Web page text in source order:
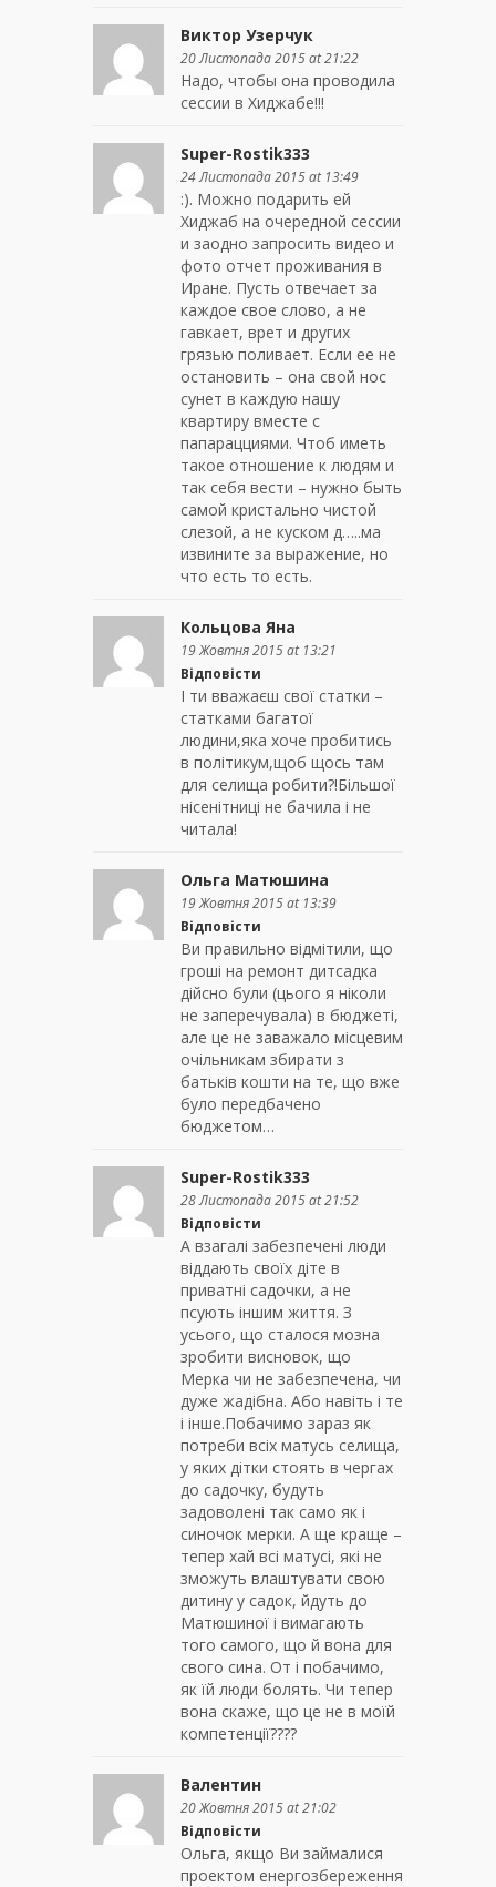
Виктор Узерчук
20 Листопада 2015 at 21:22
Надо, чтобы она проводила
сессии в Хиджабе!!!
Super-Rostik333
24 Листопада 2015 at 13:49
:). Можно подарить ей
Хиджаб на очередной сессии
и заодно запросить видео и
фото отчет проживания в
Иране. Пусть отвечает за
каждое свое слово, а не
гавкает, врет и других
грязью поливает. Если ее не
остановить – она свой нос
сунет в каждую нашу
квартиру вместе с
папарацциями. Чтоб иметь
такое отношение к людям и
так себя вести – нужно быть
самой кристально чистой
слезой, а не куском д…..ма
извините за выражение, но
что есть то есть.
Кольцова Яна
19 Жовтня 2015 at 13:21
Відповісти
І ти вважаєш свої статки –
статками багатої
людини,яка хоче пробитись
в політикум,щоб щось там
для селища робити?!Більшої
нісенітниці не бачила і не
читала!
Ольга Матюшина
19 Жовтня 2015 at 13:39
Відповісти
Ви правильно відмітили, що
гроші на ремонт дитсадка
дійсно були (цього я ніколи
не заперечувала) в бюджеті,
але це не заважало місцевим
очільникам збирати з
батьків кошти на те, що вже
було передбачено
бюджетом…
Super-Rostik333
28 Листопада 2015 at 21:52
Відповісти
А взагалі забезпечені люди
віддають своїх діте в
приватні садочки, а не
псують іншим життя. З
усього, що сталося мозна
зробити висновок, що
Мерка чи не забезпечена, чи
дуже жадібна. Або навіть і те
і інше.Побачимо зараз як
потреби всіх матусь селища,
у яких дітки стоять в чергах
до садочку, будуть
задоволені так само як і
синочок мерки. А ще краще –
тепер хай всі матусі, які не
зможуть влаштувати свою
дитину у садок, йдуть до
Матюшиної і вимагають
того самого, що й вона для
свого сина. От і побачимо,
як їй люди болять. Чи тепер
вона скаже, що це не в моїй
компетенції????
Валентин
20 Жовтня 2015 at 21:02
Відповісти
Ольга, якщо Ви займалися
проектом енергозбереження